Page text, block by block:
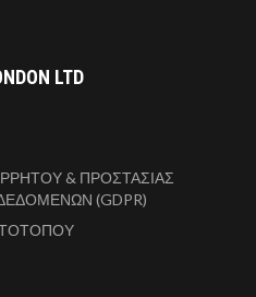
LTD
& ΠΡΟΣΤΑΣΙΑΣ
(GDPR)